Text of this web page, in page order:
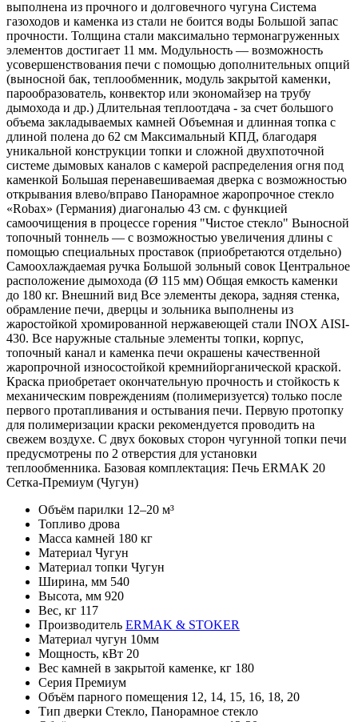
выполнена из прочного и долговечного чугуна Система
газоходов и каменка из стали не боится воды Большой запас
прочности. Толщина стали максимально термонагруженных
элементов достигает 11 мм. Модульность — возможность
усовершенствования печи с помощью дополнительных опций
(выносной бак, теплообменник, модуль закрытой каменки,
парообразователь, конвектор или экономайзер на трубу
дымохода и др.) Длительная теплоотдача - за счет большого
объема закладываемых камней Объемная и длинная топка с
длиной полена до 62 см Максимальный КПД, благодаря
уникальной конструкции топки и сложной двухпоточной
системе дымовых каналов с камерой распределения огня под
каменкой Большая перенавешиваемая дверка с возможностью
открывания влево/вправо Панорамное жаропрочное стекло
«Robax» (Германия) диагональю 43 см. с функцией
самоочищения в процессе горения "Чистое стекло" Выносной
топочный тоннель — с возможностью увеличения длины с
помощью специальных проставок (приобретаются отдельно)
Самоохлаждаемая ручка Большой зольный совок Центральное
расположение дымохода (Ø 115 мм) Общая емкость каменки
до 180 кг. Внешний вид Все элементы декора, задняя стенка,
обрамление печи, дверцы и зольника выполнены из
жаростойкой хромированной нержавеющей стали INOX AISI-
430. Все наружные стальные элементы топки, корпус,
топочный канал и каменка печи окрашены качественной
жаропрочной износостойкой кремнийорганической краской.
Краска приобретает окончательную прочность и стойкость к
механическим повреждениям (полимеризуется) только после
первого протапливания и остывания печи. Первую протопку
для полимеризации краски рекомендуется проводить на
свежем воздухе. С двух боковых сторон чугунной топки печи
предусмотрены по 2 отверстия для установки
теплообменника. Базовая комплектация: Печь ERMAK 20
Сетка-Премиум (Чугун)
Объём парилки 12–20 м³
Топливо дрова
Масса камней 180 кг
Материал Чугун
Материал топки Чугун
Ширина, мм 540
Высота, мм 920
Вес, кг 117
Производитель ERMAK & STOKER
Материал чугун 10мм
Мощность, кВт 20
Вес камней в закрытой каменке, кг 180
Серия Премиум
Объём парного помещения 12, 14, 15, 16, 18, 20
Тип дверки Стекло, Панорамное стекло